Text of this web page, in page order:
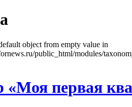
object from empty value in
public_html/modules/
«Моя первая